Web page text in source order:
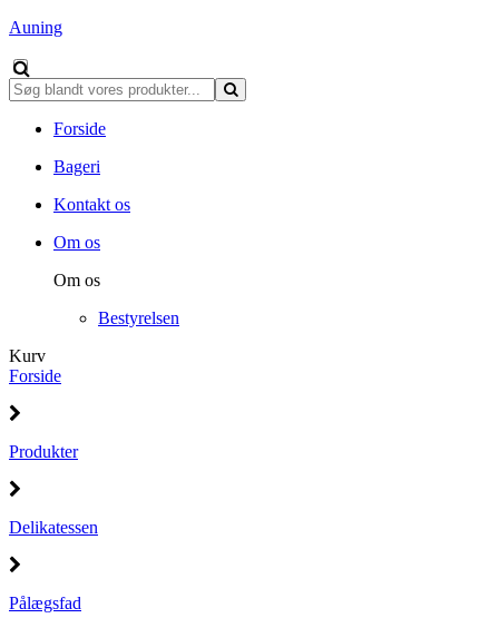
Auning
Forside
Bageri
Kontakt os
Om os
Om os
Bestyrelsen
Kurv
Forside
Produkter
Delikatessen
Pålægsfad